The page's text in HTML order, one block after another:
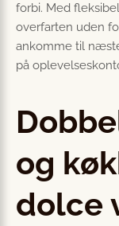
forbi. Med
overfarten uden
ankomme til
på
og
dolce